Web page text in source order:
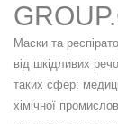
Маски та
від шкідливих
таких сфер:
хімічної